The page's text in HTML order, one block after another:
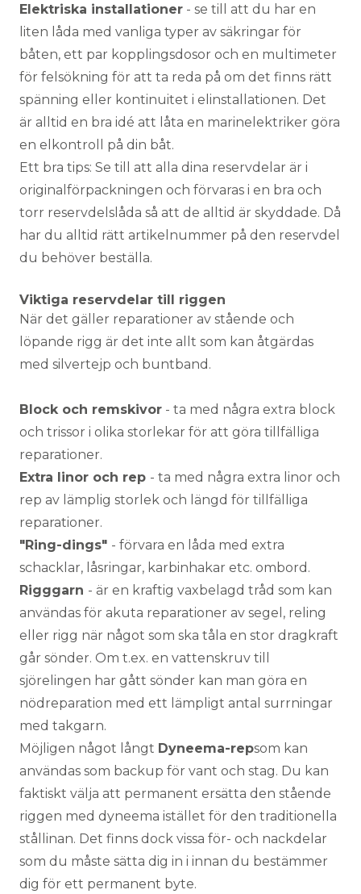
Elektriska installationer - se till att du har en
liten låda med vanliga typer av säkringar för
båten, ett par kopplingsdosor och en multimeter
för felsökning för att ta reda på om det finns rätt
spänning eller kontinuitet i elinstallationen. Det
är alltid en bra idé att låta en marinelektriker göra
en elkontroll på din båt.
Ett bra tips: Se till att alla dina reservdelar är i
originalförpackningen och förvaras i en bra och
torr reservdelslåda så att de alltid är skyddade. Då
har du alltid rätt artikelnummer på den reservdel
du behöver beställa.
Viktiga reservdelar till riggen
När det gäller reparationer av stående och
löpande rigg är det inte allt som kan åtgärdas
med silvertejp och buntband.
Block och remskivor - ta med några extra block
och trissor i olika storlekar för att göra tillfälliga
reparationer.
Extra linor och rep - ta med några extra linor och
rep av lämplig storlek och längd för tillfälliga
reparationer.
"Ring-dings" - förvara en låda med extra
schacklar, låsringar, karbinhakar etc. ombord.
Rigggarn - är en kraftig vaxbelagd tråd som kan
användas för akuta reparationer av segel, reling
eller rigg när något som ska tåla en stor dragkraft
går sönder. Om t.ex. en vattenskruv till
sjörelingen har gått sönder kan man göra en
nödreparation med ett lämpligt antal surrningar
med takgarn.
Möjligen något långt Dyneema-repsom kan
användas som backup för vant och stag. Du kan
faktiskt välja att permanent ersätta den stående
riggen med dyneema istället för den traditionella
stållinan. Det finns dock vissa för- och nackdelar
som du måste sätta dig in i innan du bestämmer
dig för ett permanent byte.